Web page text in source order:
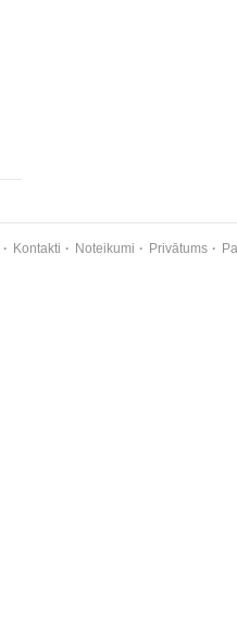
Kontakti Noteikumi Privātums